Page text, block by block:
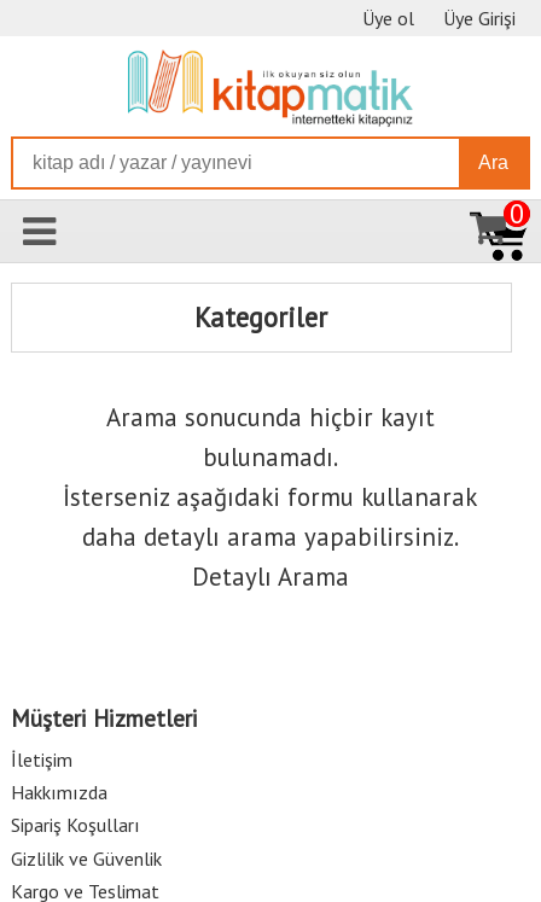
Üye ol Üye Girişi
Ara
0
Kategoriler
Arama sonucunda hiçbir kayıt
bulunamadı.
İsterseniz aşağıdaki formu kullanarak
daha detaylı arama yapabilirsiniz.
Detaylı Arama
Müşteri Hizmetleri
İletişim
Hakkımızda
Sipariş Koşulları
Gizlilik ve Güvenlik
Kargo ve Teslimat